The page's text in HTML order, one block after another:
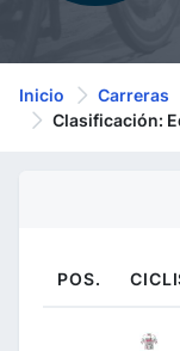
Inicio Carreras
Clasificación:
POS.